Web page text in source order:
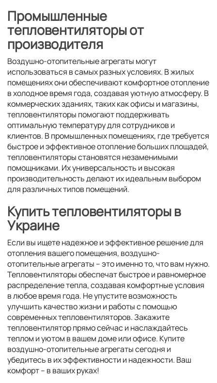
Промышленные
тепловентиляторы от
производителя
Воздушно-отопительные агрегаты могут
использоваться в самых разных условиях. В жилых
помещениях они обеспечивают комфортное отопление
в холодное время года, создавая уютную атмосферу. В
коммерческих зданиях, таких как офисы и магазины,
тепловентиляторы помогают поддерживать
оптимальную температуру для сотрудников и
клиентов. В промышленных помещениях, где требуется
быстрое и эффективное отопление больших площадей,
тепловентиляторы становятся незаменимыми
помощниками. Их универсальность и высокая
производительность делают их идеальным выбором
для различных типов помещений.
Купить тепловентиляторы в
Украине
Если вы ищете надежное и эффективное решение для
отопления вашего помещения, воздушно-
отопительные агрегаты – это именно то, что вам нужно.
Тепловентиляторы обеспечат быстрое и равномерное
распределение тепла, создавая комфортные условия
в любое время года. Не упустите возможность
улучшить качество жизни и работы с помощью
современных тепловентиляторов. Закажите
тепловентилятор прямо сейчас и наслаждайтесь
теплом и уютом в вашем доме или офисе. Купите
воздушно-отопительные агрегаты сегодня и
убедитесь в их эффективности и надежности. Ваш
комфорт – в ваших руках!